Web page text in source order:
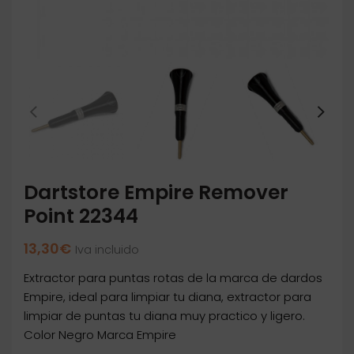
Dartstore Empire Remover
Point 22344
13,30€ Iva incluido
Extractor para puntas rotas de la marca de dardos
Empire, ideal para limpiar tu diana, extractor para
limpiar de puntas tu diana muy practico y ligero.
Color Negro Marca Empire